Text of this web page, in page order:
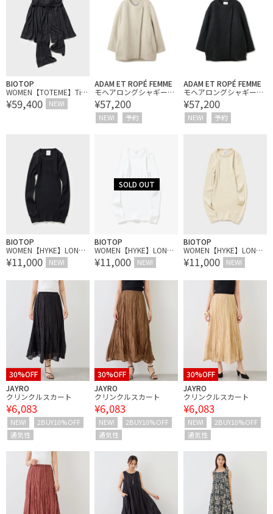
BIOTOP
WOMEN【TOTEME】Tie-
waist Jersey Shorts
¥59,400 NEW!
ADAM ET ROPÉ FEMME
モヘアロングシャギーハ
ーフコート
¥57,200
NEW! 予約
ADAM ET ROPÉ FEMME
モヘアロングシャギーハ
ーフコート
¥57,200
NEW! 予約
BIOTOP
WOMEN【HYKE】LONG-
SLV TEE
¥11,000 NEW!
BIOTOP
WOMEN【HYKE】LONG-
SLV TEE
¥11,000 NEW!
BIOTOP
WOMEN【HYKE】LONG-
SLV TEE
¥11,000 NEW!
30%OFF
JAYRO
クリンクルスカート
¥6,083
NEW!
2BUY10%OFF
通気性
30%OFF
JAYRO
クリンクルスカート
¥6,083
NEW!
2BUY10%OFF
通気性
30%OFF
JAYRO
クリンクルスカート
¥6,083
NEW!
2BUY10%OFF
通気性